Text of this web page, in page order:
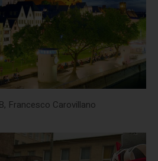
Francesco Carovillano